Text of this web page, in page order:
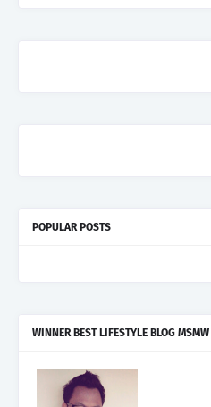
POPULAR POSTS
WINNER BEST LIFESTYLE BLOG